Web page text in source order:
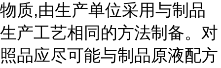
物质,由生产单位采用与制品
生产工艺相同的方法制备。对
照品应尽可能与制品原液配方